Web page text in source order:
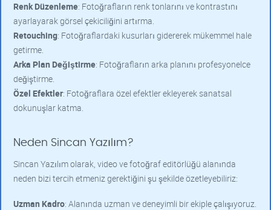
Renk Düzenleme: Fotoğrafların renk tonlarını ve kontrastını
ayarlayarak görsel çekiciliğini artırma.
Retouching: Fotoğraflardaki kusurları gidererek mükemmel hale
getirme.
Arka Plan Değiştirme: Fotoğrafların arka planını profesyonelce
değiştirme.
Özel Efektler: Fotoğraflara özel efektler ekleyerek sanatsal
dokunuşlar katma.
Neden Sincan Yazılım?
Sincan Yazılım olarak, video ve fotoğraf editörlüğü alanında
neden bizi tercih etmeniz gerektiğini şu şekilde özetleyebiliriz:
Uzman Kadro: Alanında uzman ve deneyimli bir ekiple çalışıyoruz.